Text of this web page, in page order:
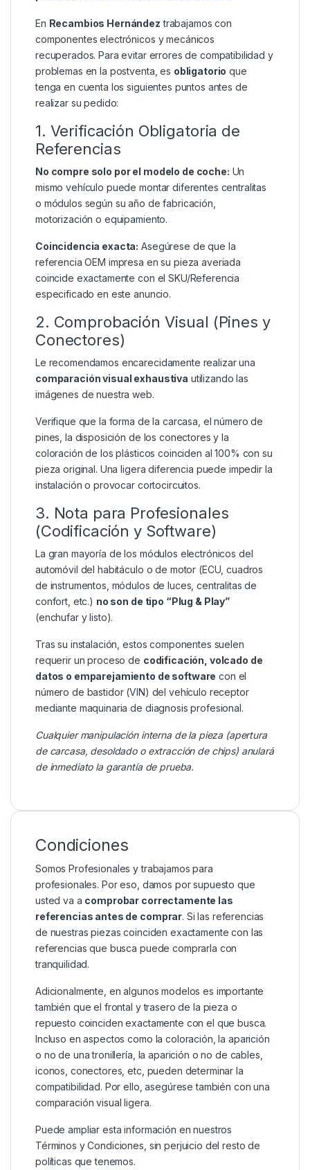
En Recambios Hernández trabajamos con
componentes electrónicos y mecánicos
recuperados. Para evitar errores de compatibilidad y
problemas en la postventa, es obligatorio que
tenga en cuenta los siguientes puntos antes de
realizar su pedido:
1. Verificación Obligatoria de
Referencias
No compre solo por el modelo de coche: Un
mismo vehículo puede montar diferentes centralitas
o módulos según su año de fabricación,
motorización o equipamiento.
Coincidencia exacta: Asegúrese de que la
referencia OEM impresa en su pieza averiada
coincide exactamente con el SKU/Referencia
especificado en este anuncio.
2. Comprobación Visual (Pines y
Conectores)
Le recomendamos encarecidamente realizar una
comparación visual exhaustiva utilizando las
imágenes de nuestra web.
Verifique que la forma de la carcasa, el número de
pines, la disposición de los conectores y la
coloración de los plásticos coinciden al 100% con su
pieza original. Una ligera diferencia puede impedir la
instalación o provocar cortocircuitos.
3. Nota para Profesionales
(Codificación y Software)
La gran mayoría de los módulos electrónicos del
automóvil del habitáculo o de motor (ECU, cuadros
de instrumentos, módulos de luces, centralitas de
confort, etc.) no son de tipo “Plug & Play”
(enchufar y listo).
Tras su instalación, estos componentes suelen
requerir un proceso de codificación, volcado de
datos o emparejamiento de software con el
número de bastidor (VIN) del vehículo receptor
mediante maquinaria de diagnosis profesional.
Cualquier manipulación interna de la pieza (apertura
de carcasa, desoldado o extracción de chips) anulará
de inmediato la garantía de prueba.
Condiciones
Somos Profesionales y trabajamos para
profesionales. Por eso, damos por supuesto que
usted va a comprobar correctamente las
referencias antes de comprar. Si las referencias
de nuestras piezas coinciden exactamente con las
referencias que busca puede comprarla con
tranquilidad.
Adicionalmente, en algunos modelos es importante
también que el frontal y trasero de la pieza o
repuesto coinciden exactamente con el que busca.
Incluso en aspectos como la coloración, la aparición
o no de una tronillería, la aparición o no de cables,
iconos, conectores, etc, pueden determinar la
compatibilidad. Por ello, asegúrese también con una
comparación visual ligera.
Puede ampliar esta información en nuestros
Términos y Condiciones , sin perjuicio del resto de
políticas que tenemos.